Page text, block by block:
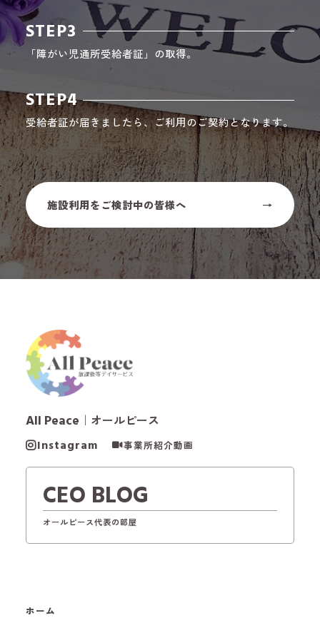
STEP3
「障がい児通所受給者証」の取得。
STEP4
受給者証が届きましたら、ご利用のご契約となります。
施設利用をご検討中の皆様へ
All Peace ｜オールピース
Instagram 事業所紹介動画
CEO BLOG
オールピース代表の部屋
ホーム